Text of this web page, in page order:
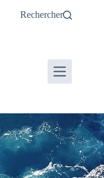
Rechercher